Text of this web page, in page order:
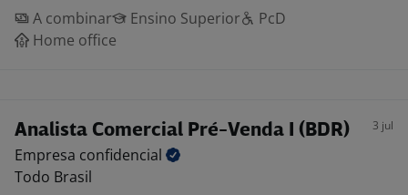
A combinar
Ensino Superior
PcD
Home office
Analista Comercial Pré-Venda I (BDR) 3 jul
Empresa confidencial
Todo Brasil